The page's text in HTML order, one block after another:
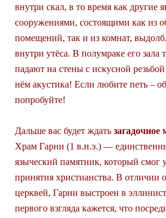
внутри скал, в то время как другие
сооружениями, состоящими как из
помещений, так и из комнат,
внутри утёса. В полумраке его зала
падают на стены с искусной
нём акустика! Если любите петь –
попробуйте!
Дальше вас будет ждать
Храм Гарни (1 в.н.э.) —
языческий памятник, который смог
принятия христианства. В отличии
церквей, Гарни выстроен в
первого взгляда кажется, что